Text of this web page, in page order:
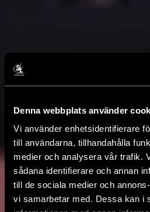
Denna webbplats använder
Vi använder enhetsidentifierare
till användarna, tillhandahålla
medier och analysera vår trafik.
sådana identifierare och annan
till de sociala medier och
vi samarbetar med. Dessa kan i